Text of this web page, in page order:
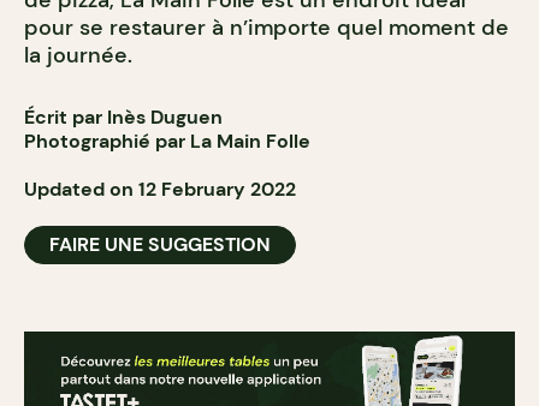
pour se restaurer à n’importe quel moment de
la journée.
Écrit par Inès Duguen
Photographié par La Main Folle
Updated on 12 February 2022
FAIRE UNE SUGGESTION